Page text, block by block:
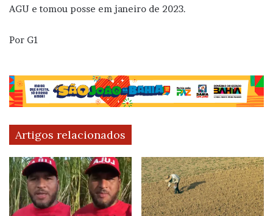
AGU e tomou posse em janeiro de 2023.
Por G1
Artigos relacionados